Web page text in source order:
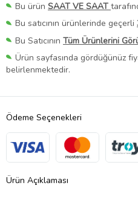
Bu ürün SAAT VE SAAT
Bu satıcının ürünlerinde geçerli
Bu Satıcının Tüm Ürünlerini
Ürün sayfasında gördüğünüz
belirlenmektedir.
Ödeme Seçenekleri
Ürün Açıklaması